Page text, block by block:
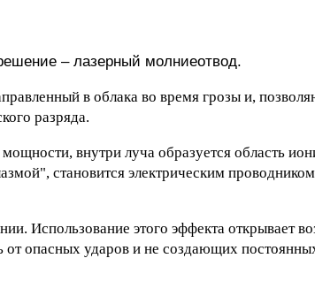
– лазерный молниеотвод.
в облака во время грозы и,
разряда.
внутри луча образуется область
становится электрическим
Использование этого эффекта открывает
опасных ударов и не создающих